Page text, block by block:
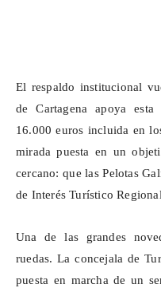
El respaldo institucional
de Cartagena apoya
16.000 euros incluida en
mirada puesta en un
cercano: que las Pelotas
de Interés Turístico
Una de las grandes
ruedas. La concejala de
puesta en marcha de un